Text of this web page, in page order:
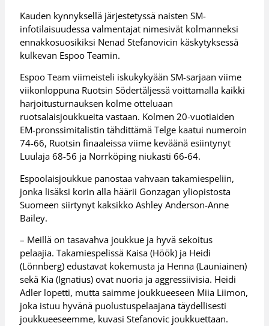
Kauden kynnyksellä järjestetyssä naisten SM-
infotilaisuudessa valmentajat nimesivät kolmanneksi
ennakkosuosikiksi Nenad Stefanovicin käskytyksessä
kulkevan Espoo Teamin.
Espoo Team viimeisteli iskukykyään SM-sarjaan viime
viikonloppuna Ruotsin Södertäljessä voittamalla kaikki
harjoitusturnauksen kolme otteluaan
ruotsalaisjoukkueita vastaan. Kolmen 20-vuotiaiden
EM-pronssimitalistin tähdittämä Telge kaatui numeroin
74-66, Ruotsin finaaleissa viime keväänä esiintynyt
Luulaja 68-56 ja Norrköping niukasti 66-64.
Espoolaisjoukkue panostaa vahvaan takamiespeliin,
jonka lisäksi korin alla häärii Gonzagan yliopistosta
Suomeen siirtynyt kaksikko Ashley Anderson-Anne
Bailey.
– Meillä on tasavahva joukkue ja hyvä sekoitus
pelaajia. Takamiespelissä Kaisa (Höök) ja Heidi
(Lönnberg) edustavat kokemusta ja Henna (Launiainen)
sekä Kia (Ignatius) ovat nuoria ja aggressiivisia. Heidi
Adler lopetti, mutta saimme joukkueeseen Miia Liimon,
joka istuu hyvänä puolustuspelaajana täydellisesti
joukkueeseemme, kuvasi Stefanovic joukkuettaan.